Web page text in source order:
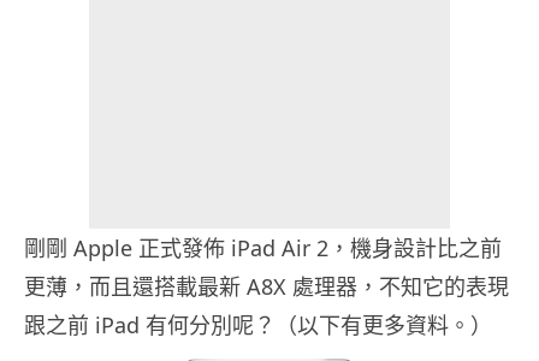
剛剛 Apple 正式發佈 iPad Air 2，機身設計比之前
更薄，而且還搭載最新 A8X 處理器，不知它的表現
跟之前 iPad 有何分別呢？（以下有更多資料。）